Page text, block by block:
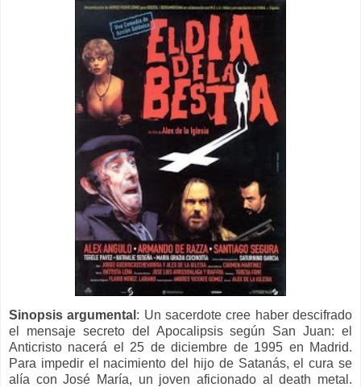
Sinopsis argumental : Un sacerdote cree haber descifrado
el mensaje secreto del Apocalipsis según San Juan: el
Anticristo nacerá el 25 de diciembre de 1995 en Madrid.
Para impedir el nacimiento del hijo de Satanás, el cura se
alía con José María, un joven aficionado al death metal.